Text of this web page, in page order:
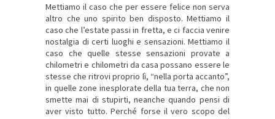
Mettiamo il caso che per essere felice non serva
altro che uno spirito ben disposto. Mettiamo il
caso che l’estate passi in fretta, e ci faccia venire
nostalgia di certi luoghi e sensazioni. Mettiamo il
caso che quelle stesse sensazioni provate a
chilometri e chilometri da casa possano essere le
stesse che ritrovi proprio lì, “nella porta accanto”,
in quelle zone inesplorate della tua terra, che non
smette mai di stupirti, neanche quando pensi di
aver visto tutto. Perché forse il vero scopo del